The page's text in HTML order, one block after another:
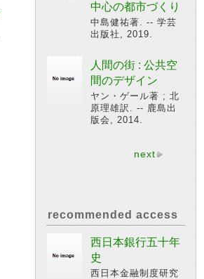
中心の都市づくり
中島健祐著. -- 学芸
出版社, 2019.
人間の街 : 公共空
間のデザイン
ヤン・ゲール著 ; 北
原理雄訳. -- 鹿島出
版会, 2014.
next
recommended access
西日本銀行五十年
史
西日本金融制度研究